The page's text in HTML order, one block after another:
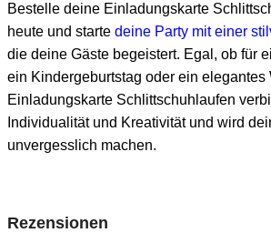
Bestelle deine Einladungskarte
heute und starte deine Party mit einer
die deine Gäste begeistert. Egal, ob für
ein Kindergeburtstag oder ein elegantes
Einladungskarte Schlittschuhlaufen
Individualität und Kreativität und wird
unvergesslich machen.
Rezensionen